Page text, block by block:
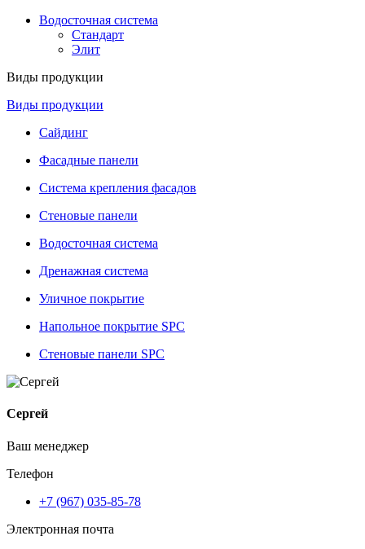
Водосточная система
Стандарт
Элит
Виды продукции
Виды продукции
Сайдинг
Фасадные панели
Система крепления фасадов
Стеновые панели
Водосточная система
Дренажная система
Уличное покрытие
Напольное покрытие SPC
Стеновые панели SPC
Сергей
Ваш менеджер
Телефон
+7 (967) 035-85-78
Электронная почта